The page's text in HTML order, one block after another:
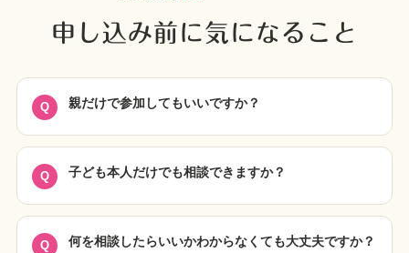
申し込み前に気になること
親だけで参加してもいいですか？
子ども本人だけでも相談できますか？
何を相談したらいいかわからなくても大丈夫ですか？